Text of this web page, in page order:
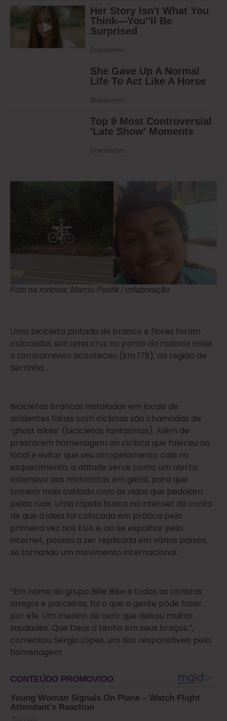
Foto na rodovia: Marcio Pavlik / colaboração
Uma bicicleta pintada de branco e flores foram
colocadas sob uma cruz no ponto da rodovia onde
o tombamento aconteceu (km 179), na região de
Serrinha.
Bicicletas brancas instaladas em locais de
acidentes fatais com ciclistas são chamadas de
‘ghost bikes’ (bicicletas fantasmas). Além de
prestarem homenagem ao ciclista que faleceu no
local e evitar que seu atropelamento caia no
esquecimento, a atitude serve como um alerta
ostensivo aos motoristas em geral, para que
tomem mais cuidado com as vidas que pedalam
pelas ruas. Uma rápida busca na internet dá conta
de que a ideia foi colocada em prática pela
primeira vez nos EUA e, ao se espalhar pela
internet, passou a ser replicada em vários países,
se tornando um movimento internacional.
“Em nome do grupo Bille Bike e todos os ciclistas
amigos e parceiros, foi o que a gente pôde fazer
por ele. Um menino de ouro que deixou muitas
saudades. Que Deus o tenha em seus braços.”,
comentou Sergio Lopes, um dos responsáveis pela
homenagem.